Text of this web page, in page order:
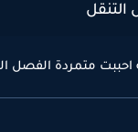
التنقل
احببت متمردة الفصل